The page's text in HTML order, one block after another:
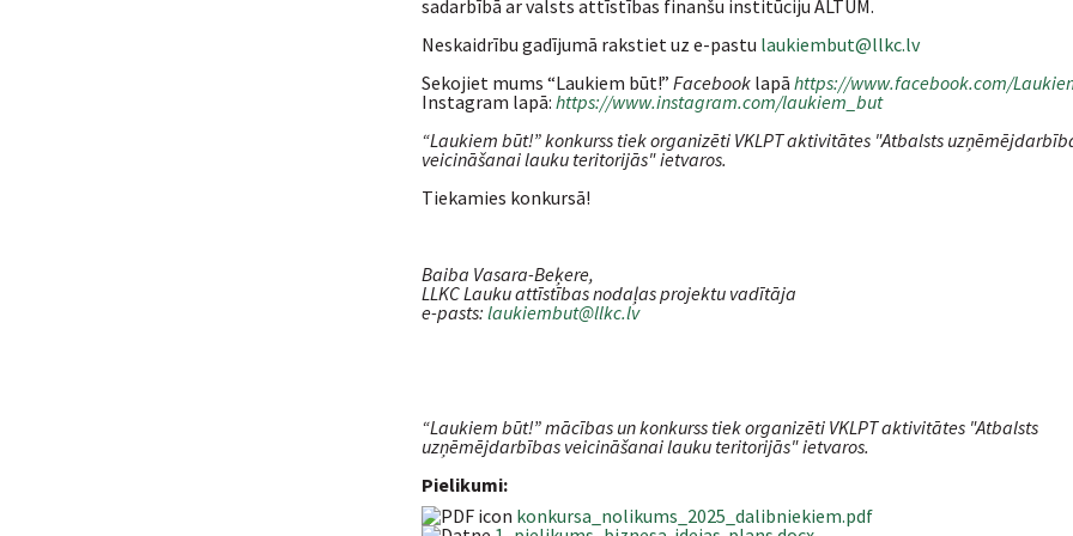
sadarbībā ar valsts attīstības finanšu institūciju ALTUM.
Neskaidrību gadījumā rakstiet uz e-pastu laukiembut@llkc.lv
Sekojiet mums “Laukiem būt!” Facebook lapā https://www.facebook.com/
Instagram lapā: https://www.instagram.com/laukiem_but
“Laukiem būt!” konkurss tiek organizēti VKLPT aktivitātes "Atbalsts
veicināšanai lauku teritorijās" ietvaros.
Tiekamies konkursā!
Baiba Vasara-Beķere,
LLKC Lauku attīstības nodaļas projektu vadītāja
e-pasts: laukiembut@llkc.lv
“Laukiem būt!” mācības un konkurss tiek organizēti VKLPT aktivitātes "Atbalsts
uzņēmējdarbības veicināšanai lauku teritorijās" ietvaros.
Pielikumi:
konkursa_nolikums_2025_dalibniekiem.pdf